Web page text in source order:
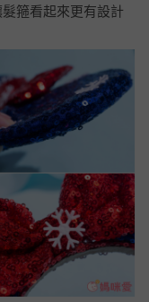
箍看起來更有設計